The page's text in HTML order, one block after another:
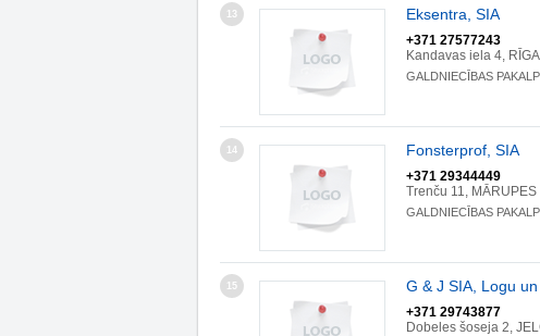
13 Eksentra, SIA
+371 27577243
Kandavas iela 4,
GALDNIECĪBAS
14 Fonsterprof, SIA
+371 29344449
Trenču 11,
GALDNIECĪBAS
15 G & J SIA, Logu
+371 29743877
Dobeles šoseja 2,